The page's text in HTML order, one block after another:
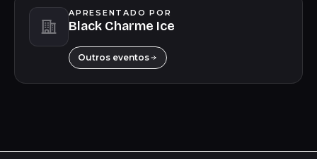
APRESENTADO POR
Black Charme Ice
Outros eventos